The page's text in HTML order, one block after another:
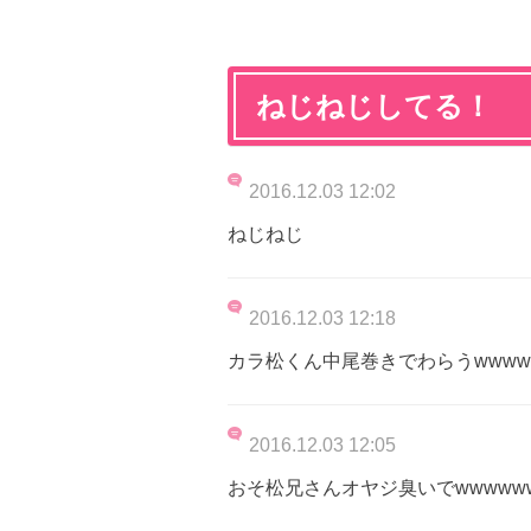
ねじねじしてる！
2016.12.03 12:02
ねじねじ
2016.12.03 12:18
カラ松くん中尾巻きでわらうwwww
2016.12.03 12:05
おそ松兄さんオヤジ臭いで